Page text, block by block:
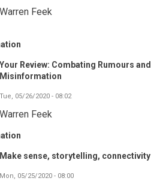
Warren Feek
Your Review: Combating Rumours and
Misinformation
Tue, 05/26/2020 - 08:02
Warren Feek
Make sense, storytelling, connectivity
Mon, 05/25/2020 - 08:00